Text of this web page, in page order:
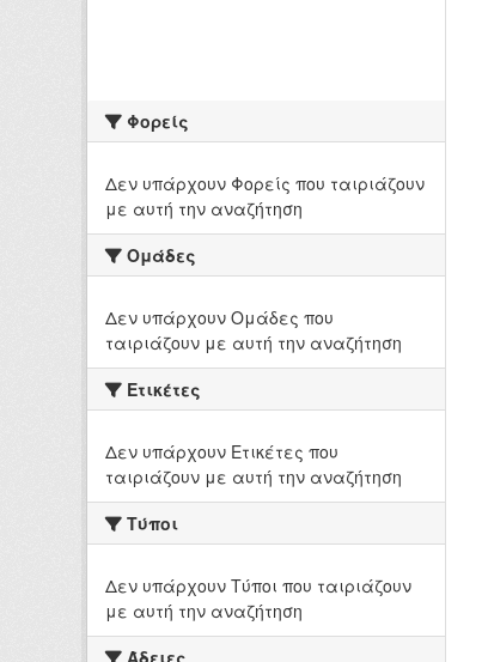
Φορείς
Δεν υπάρχουν Φορείς που ταιριάζουν
με αυτή την αναζήτηση
Ομάδες
Δεν υπάρχουν Ομάδες που
ταιριάζουν με αυτή την αναζήτηση
Ετικέτες
Δεν υπάρχουν Ετικέτες που
ταιριάζουν με αυτή την αναζήτηση
Τύποι
Δεν υπάρχουν Τύποι που ταιριάζουν
με αυτή την αναζήτηση
Άδειες